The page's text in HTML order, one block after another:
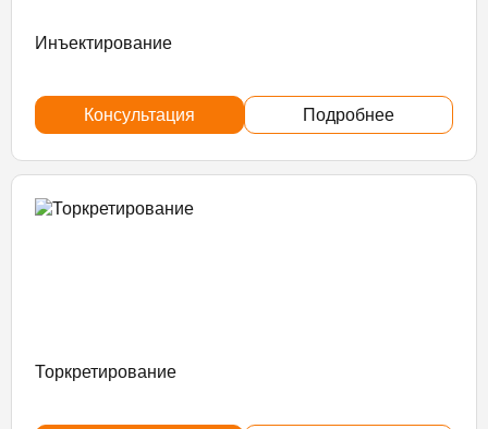
Инъектирование
Консультация Подробнее
Торкретирование